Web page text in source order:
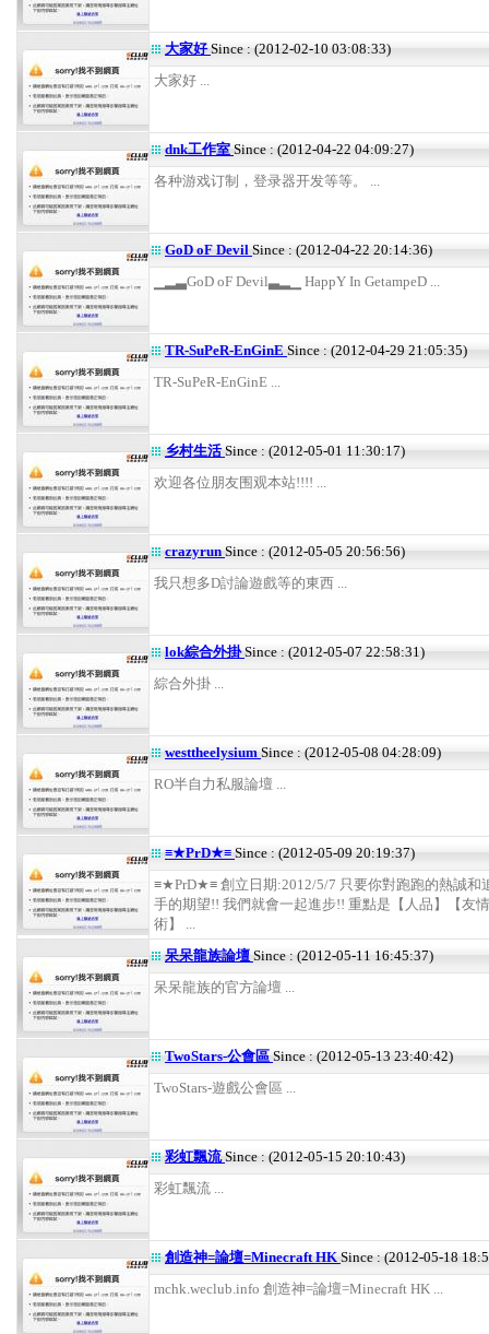
大家好Since : (2012-02-10 03:08:33)
大家好 ...
dnk工作室 Since : (2012-04-22 04:09:27)
各种游戏订制，登录器开发等等。 ...
GoD oF Devil Since : (2012-04-22 20:14:36)
▁▂▃GoD oF Devil▃▂▁ HappY In GetampeD ...
TR-SuPeR-EnGinE Since : (2012-04-29 21:05:35)
TR-SuPeR-EnGinE ...
乡村生活Since : (2012-05-01 11:30:17)
欢迎各位朋友围观本站!!!! ...
crazyrun Since : (2012-05-05 20:56:56)
我只想多D討論遊戲等的東西 ...
lok綜合外掛Since : (2012-05-07 22:58:31)
綜合外掛 ...
westtheelysium Since : (2012-05-08 04:28:09)
RO半自力私服論壇 ...
≡★PrD★≡ Since : (2012-05-09 20:19:37)
≡★PrD★≡ 創立日期:2012/5/7 只要你對跑跑的熱誠和
手的期望!! 我們就會一起進步!! 重點是【人品】【友
術】 ...
呆呆龍族論壇 Since : (2012-05-11 16:45:37)
呆呆龍族的官方論壇 ...
TwoStars-公會區 Since : (2012-05-13 23:40:42)
TwoStars-遊戲公會區 ...
彩虹飄流Since : (2012-05-15 20:10:43)
彩虹飄流 ...
創造神=論壇=Minecraft HK Since : (2012-05-18
mchk.weclub.info 創造神=論壇=Minecraft HK ...